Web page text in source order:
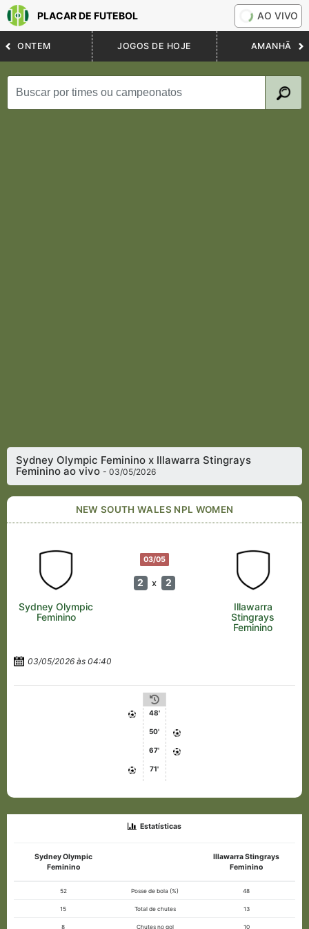
PLACAR DE FUTEBOL AO VIVO
ONTEM JOGOS DE HOJE AMANHÃ
Sydney Olympic Feminino x Illawarra Stingrays
Feminino ao vivo- 03/05/2026
NEW SOUTH WALES NPL WOMEN
03/05
2 x 2
Sydney Olympic
Feminino
Illawarra
Stingrays
Feminino
03/05/2026 às 04:40
48'
50'
67'
71'
Estatísticas
Sydney Olympic
Feminino
Illawarra Stingrays
Feminino
52 Posse de bola (%) 48
15 Total de chutes 13
8 Chutes no gol 10